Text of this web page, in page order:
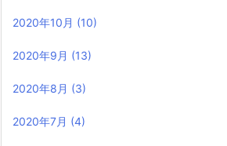
2020年10月 (10)
2020年9月 (13)
2020年8月 (3)
2020年7月 (4)